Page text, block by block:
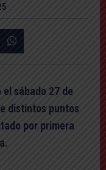
sábado 27 de
distintos puntos
por primera